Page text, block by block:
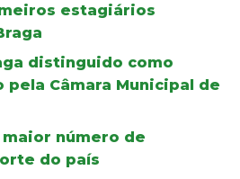
estagiários
distinguido como
pela Câmara Municipal de
maior número de
do país